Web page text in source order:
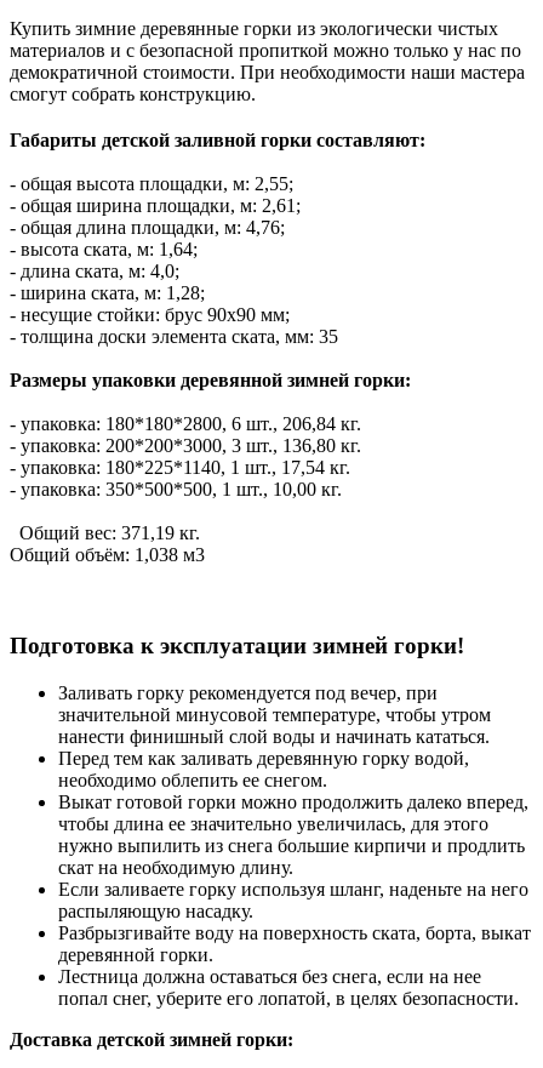
Купить зимние деревянные горки из экологически чистых
материалов и с безопасной пропиткой можно только у нас по
демократичной стоимости. При необходимости наши мастера
смогут собрать конструкцию.
Габариты детской заливной горки составляют:
- общая высота площадки, м: 2,55;
- общая ширина площадки, м: 2,61;
- общая длина площадки, м: 4,76;
- высота ската, м: 1,64;
- длина ската, м: 4,0;
- ширина ската, м: 1,28;
- несущие стойки: брус 90х90 мм;
- толщина доски элемента ската, мм: 35
Размеры упаковки деревянной зимней горки:
- упаковка: 180*180*2800, 6 шт., 206,84 кг.
- упаковка: 200*200*3000, 3 шт., 136,80 кг.
- упаковка: 180*225*1140, 1 шт., 17,54 кг.
- упаковка: 350*500*500, 1 шт., 10,00 кг.
Общий вес: 371,19 кг.
Общий объём: 1,038 м3
Подготовка к эксплуатации зимней горки!
Заливать горку рекомендуется под вечер, при
значительной минусовой температуре, чтобы утром
нанести финишный слой воды и начинать кататься.
Перед тем как заливать деревянную горку водой,
необходимо облепить ее снегом.
Выкат готовой горки можно продолжить далеко вперед,
чтобы длина ее значительно увеличилась, для этого
нужно выпилить из снега большие кирпичи и продлить
скат на необходимую длину.
Если заливаете горку используя шланг, наденьте на него
распыляющую насадку.
Разбрызгивайте воду на поверхность ската, борта, выкат
деревянной горки.
Лестница должна оставаться без снега, если на нее
попал снег, уберите его лопатой, в целях безопасности.
Доставка детской зимней горки: